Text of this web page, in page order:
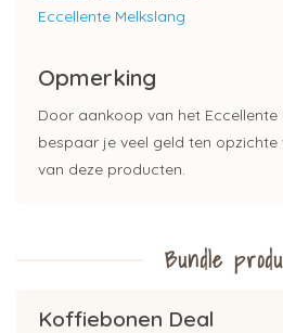
Eccellente Melkslang
Opmerking
Door aankoop van het
bespaar je veel geld ten opzichte
van deze producten.
Bundle
Koffiebonen Deal